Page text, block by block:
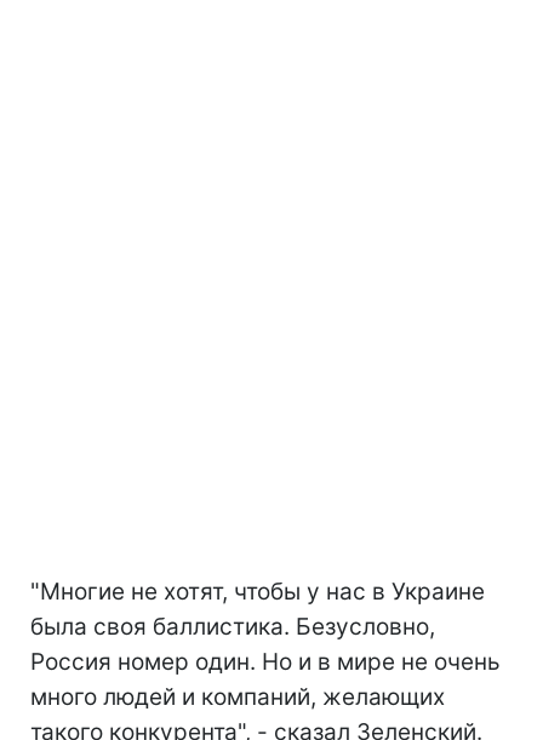
"Многие не хотят, чтобы у нас в Украине
была своя баллистика. Безусловно,
Россия номер один. Но и в мире не очень
много людей и компаний, желающих
такого конкурента", - сказал Зеленский.